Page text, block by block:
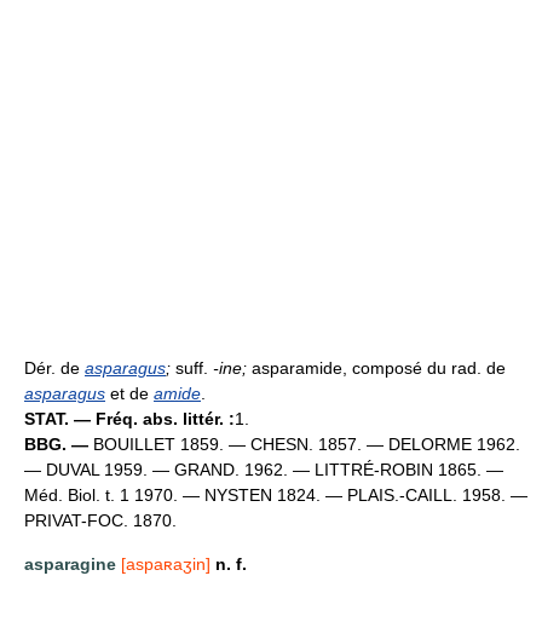
Dér. de asparagus; suff. -ine; asparamide, composé du rad. de
asparagus et de amide
STAT. — Fréq. abs. littér. :1.
BBG. — BOUILLET 1859. — CHESN. 1857. — DELORME 1962.
— DUVAL 1959. — GRAND. 1962. — LITTRÉ-ROBIN 1865. —
Méd. Biol. t. 1 1970. — NYSTEN 1824. — PLAIS.-CAILL. 1958. —
PRIVAT-FOC. 1870.
asparagine [aspaʀaʒin] n. f.